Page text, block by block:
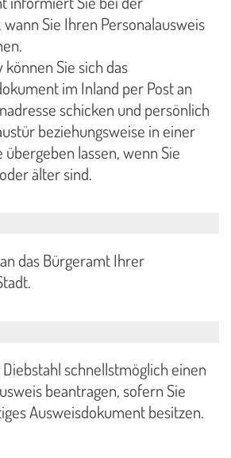
wann Sie Ihren Personalausweis
Sie sich das
im Inland per Post an
schicken und persönlich
beziehungsweise in einer
übergeben lassen, wenn Sie
älter sind.
das Bürgeramt Ihrer
schnellstmöglich einen
beantragen, sofern Sie
Ausweisdokument besitzen.